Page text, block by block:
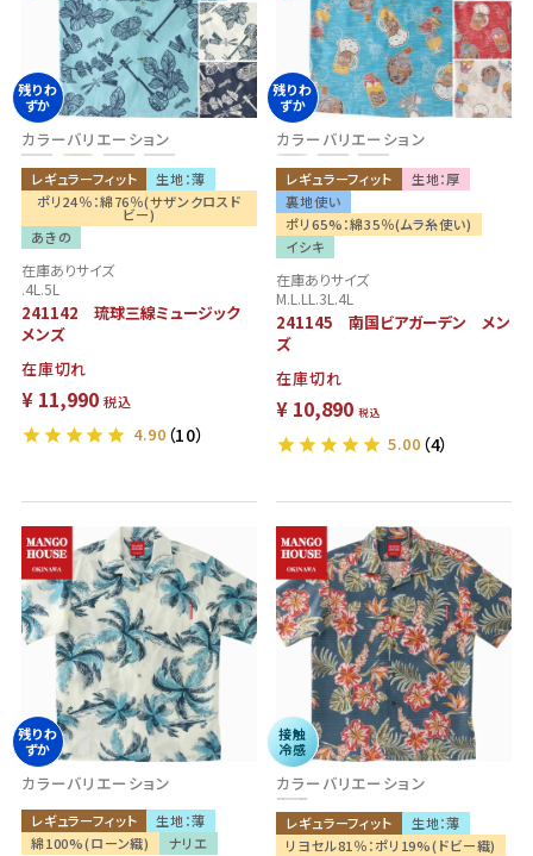
カラーバリエーション
レギュラーフィット
生地：薄
ポリ24％：綿76％(サザンクロスド
ビー)
あきの
残りわ
ずか
在庫ありサイズ
.4L.5L
241142 琉球三線ミュージック
メンズ
在庫切れ
¥ 11,990 税込
4.90 （10）
カラーバリエーション
レギュラーフィット
生地：厚
裏地使い
ポリ65%：綿35％(ムラ糸使い)
イシキ
残りわ
ずか
在庫ありサイズ
M.L.LL.3L.4L
241145 南国ビアガーデン メン
ズ
在庫切れ
¥ 10,890 税込
5.00 （4）
カラーバリエーション
レギュラーフィット
生地：薄
綿100%(ローン織)
ナリエ
残りわ
ずか
カラーバリエーション
レギュラーフィット
生地：薄
リヨセル81％：ポリ19%(ドビー織)
接触
冷感
残りわ
ずか